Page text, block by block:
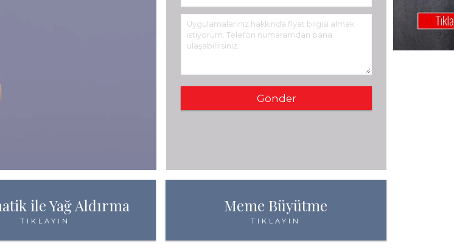
ESTETİĞİ
ile Yağ Aldırma
TIKLAYIN
Meme Büyütme
TIKLAYIN